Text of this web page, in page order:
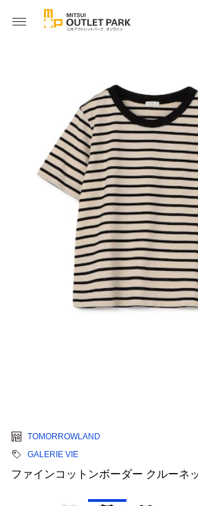
TOMORROWLAND
GALERIE VIE
ファインコットンボーダー クルーネ